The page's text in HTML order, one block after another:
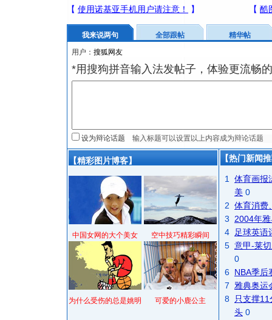
我来说两句 全部跟帖
精华帖
用户：
*用搜狗拼音输入法发帖子，体验更流畅
设为辩论话题
【精彩图片博客】
中国女网的大个美女 空中技巧精彩瞬间
为什么受伤的总是姚明 可爱的小鹿公主
【热门新闻
1
体育画报
美 0
2 体育消费
3
2004年
4
足球英语
5 意甲-莱
0
6 NBA季后
7
雅典奥运
8
只支撑
头 0